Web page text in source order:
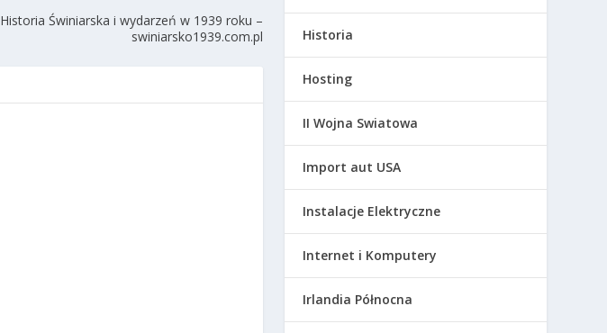
Historia Świniarska i wydarzeń w 1939 roku –
swiniarsko1939.com.pl
Historia
Hosting
II Wojna Swiatowa
Import aut USA
Instalacje Elektryczne
Internet i Komputery
Irlandia Północna